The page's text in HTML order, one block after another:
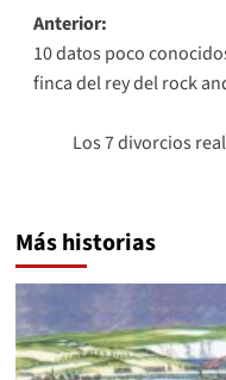
Navegación
de
entradas
Anterior:
10 datos poco
finca del rey del rock
Los 7 divorcios
Más historias